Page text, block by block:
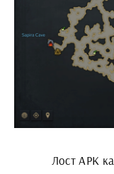
Лост АРК